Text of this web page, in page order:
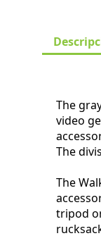
The
video
The
The
tripod